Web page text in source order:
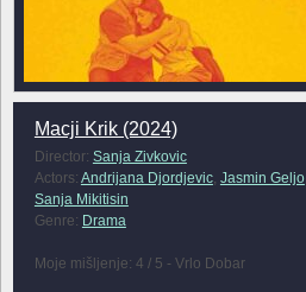
Macji Krik (2024)
Director: Sanja Zivkovic
Actors: Andrijana Djordjevic, Jasmin Geljo,
Sanja Mikitisin
Genre: Drama
Moje mišljenje: 4 / 5 - Vrlo Dobar